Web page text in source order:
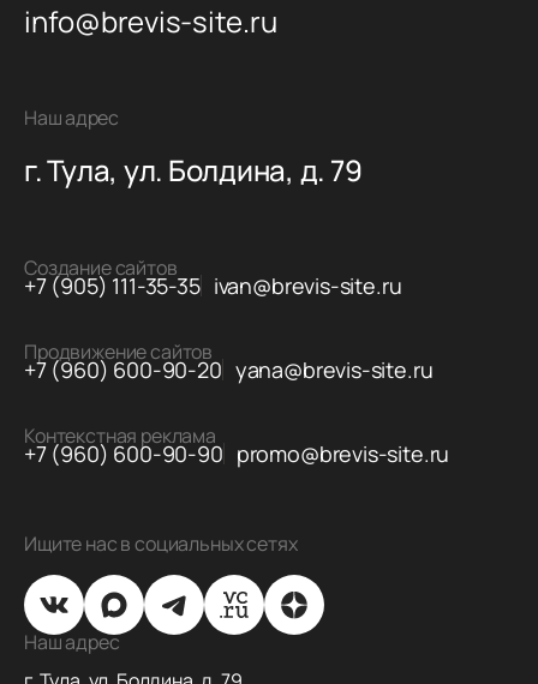
info@brevis-site.ru
Наш адрес
г. Тула, ул. Болдина, д. 79
Ищите нас в социальных сетях
Наш адрес
Создание сайтов
+7 (905) 111-35-35 ivan@brevis-site.ru
Продвижение сайтов
+7 (960) 600-90-20 yana@brevis-site.ru
Контекстная реклама
+7 (960) 600-90-90 promo@brevis-site.ru